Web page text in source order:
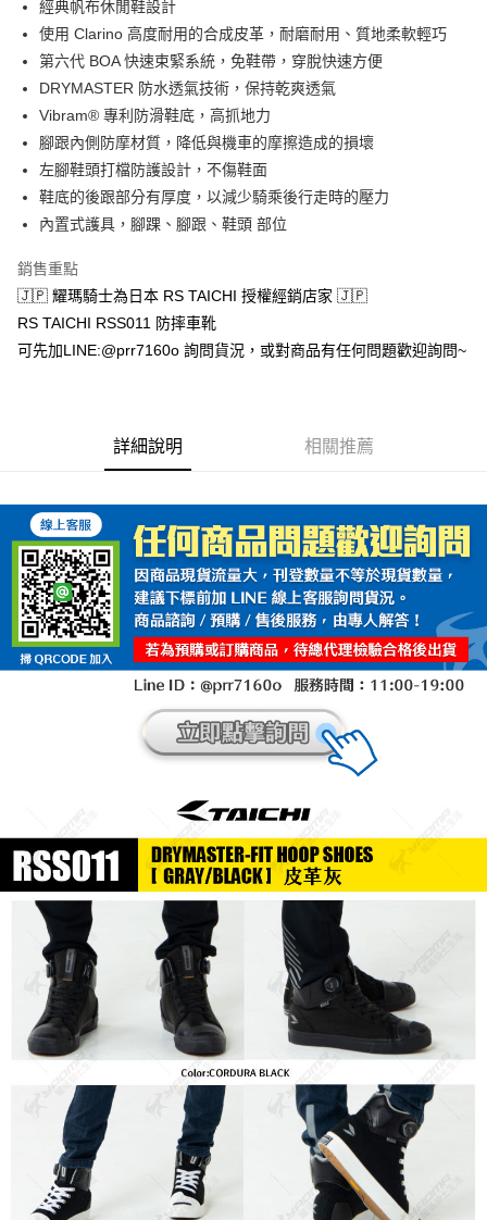
運送方式
全家取貨付款(安全帽一頂以上請選宅配)
每筆NT$60，滿NT$1,000(含以上)免運費
7-11取貨付款(安全帽一頂以上請選宅配)
每筆NT$60，滿NT$1,000(含以上)免運費
宅配
每筆NT$100，滿NT$1,000(含以上)免運費
經典帆布休閒鞋設計
使用 Clarino 高度耐用的合成皮革，耐磨耐用、質地柔軟輕巧
第六代 BOA 快速束緊系統，免鞋帶，穿脫快速方便
DRYMASTER 防水透氣技術，保持乾爽透氣
Vibram® 專利防滑鞋底，高抓地力
腳跟內側防摩材質，降低與機車的摩擦造成的損壞
左腳鞋頭打檔防護設計，不傷鞋面
鞋底的後跟部分有厚度，以減少騎乘後行走時的壓力
內置式護具，腳踝、腳跟、鞋頭 部位
銷售重點
🇯🇵 耀瑪騎士為日本 RS TAICHI 授權經銷店家 🇯🇵
RS TAICHI RSS011 防摔車靴
可先加LINE:@prr7160o 詢問貨況，或對商品有任何問題歡迎詢問~
詳細說明 相關推薦